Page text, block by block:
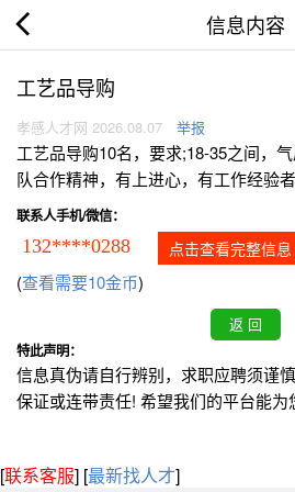
信息内容
工艺品导购
孝感人才网 2026.08.07 举报
工艺品导购10名，要求;18-35之间，
队合作精神，有上进心，有工作经验者
联系人手机/微信：
132****0288 点击查看完整信息
(查看需要10金币)
特此声明：
信息真伪请自行辨别，求职应聘须谨
保证或连带责任! 希望我们的平台能为
[联系客服] [最新找人才]